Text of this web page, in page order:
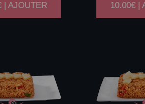
| AJOUTER 10.00€ |